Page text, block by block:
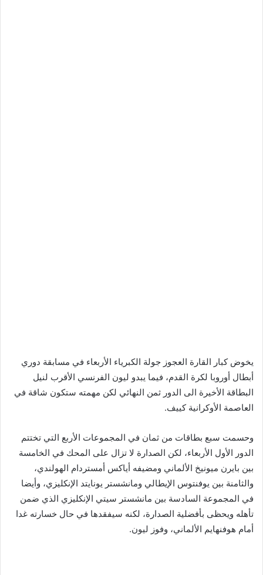
يخوض كبار القارة العجوز جولة الكبرياء الأربعاء في مسابقة دوري
أبطال أوروبا لكرة القدم، فيما يبدو ليون الفرنسي الأقرب لنيل
البطاقة الأخيرة الى الدور ثمن النهائي لكن مهمته ستكون شاقة في
العاصمة الأوكرانية كييف.
وحسمت سبع بطاقات من ثمان في المجموعات الأربع التي تختتم
الدور الأول الأربعاء، لكن الصدارة لا تزال على المحك في الخامسة
بين بايرن ميونيخ الألماني ومضيفه أياكس أمستردام الهولندي،
والثامنة بين يوفنتوس الإيطالي ومانشستر يونايتد الإنكليزي، وأيضا
في المجموعة السادسة بين مانشستر سيتي الإنكليزي الذي ضمن
تأهله ويحظى بأفضلية الصدارة، لكنه سيفقدها في حال خسارته غدا
أمام هوفنهايم الألماني، وفوز ليون.